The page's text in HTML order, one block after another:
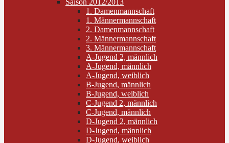
Saison 2012/2013
1. Damenmannschaft
1. Männermannschaft
2. Damenmannschaft
2. Männermannschaft
3. Männermannschaft
A-Jugend 2, männlich
A-Jugend, männlich
A-Jugend, weiblich
B-Jugend, männlich
B-Jugend, weiblich
C-Jugend 2, männlich
C-Jugend, männlich
D-Jugend 2, männlich
D-Jugend, männlich
D-Jugend, weiblich